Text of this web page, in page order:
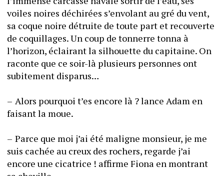
voiles noires déchirées s’envolant au gré du vent,
sa coque noire détruite de toute part et recouverte
de coquillages. Un coup de tonnerre tonna à
l’horizon, éclairant la silhouette du capitaine. On
raconte que ce soir-là plusieurs personnes ont
subitement disparus…
–	Alors pourquoi t’es encore là ? lance Adam en
–	Parce que moi j’ai été maligne monsieur, je me
suis cachée au creux des rochers, regarde j’ai
encore une cicatrice ! affirme Fiona en montrant